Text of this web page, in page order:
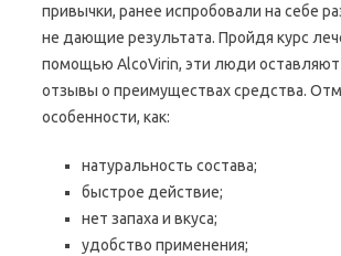
привычки, ранее испробовали на себе
не дающие результата. Пройдя курс
помощью AlcoVirin, эти люди
отзывы о преимуществах средства.
особенности, как:
натуральность состава;
быстрое действие;
нет запаха и вкуса;
удобство применения;